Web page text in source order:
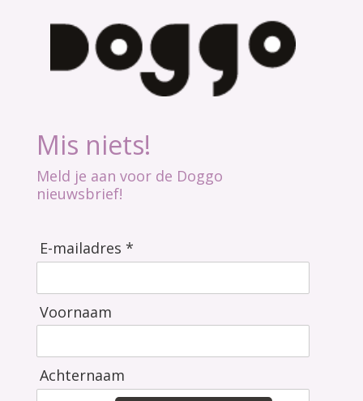
Mis niets!
Meld je aan voor de Doggo
nieuwsbrief!
E-mailadres *
Voornaam
Achternaam